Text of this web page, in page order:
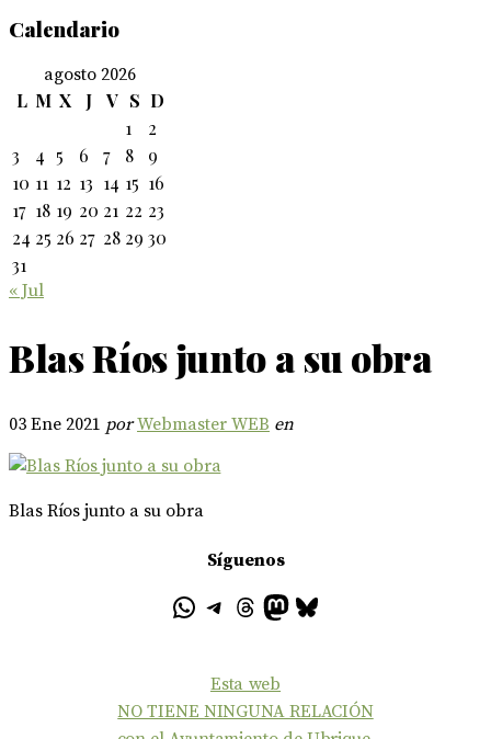
Calendario
agosto 2026
L M X J V S D
1
2
3
4 5 6 7 8
9
10 11 12 13 14 15 16
17 18 19 20 21 22 23
24 25 26 27 28 29 30
31
« Jul
Blas Ríos junto a su obra
03 Ene 2021 por Webmaster WEB en
Blas Ríos junto a su obra
Síguenos
Esta web
NO TIENE NINGUNA RELACIÓN